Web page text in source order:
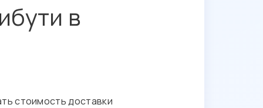
в
стоимость доставки